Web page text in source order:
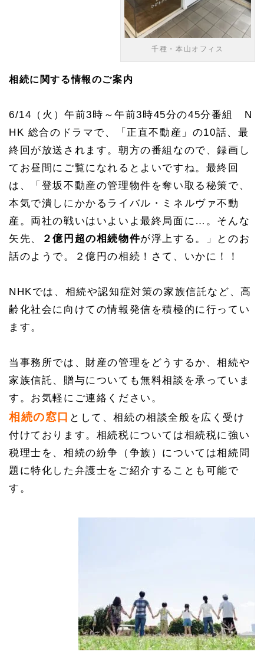
千種・本山オフィス
相続に関する情報のご案内
6/14（火）午前3時～午前3時45分の45分番組 N
HK 総合のドラマで、「正直不動産」の10話、最
終回が放送されます。朝方の番組なので、録画し
てお昼間にご覧になれるとよいですね。最終回
は、「 登坂不動産の管理物件を奪い取る秘策で、
本気で潰しにかかるライバル・ミネルヴァ不動
産。両社の戦いはいよいよ最終局面に…。そんな
矢先、
２億円超の相続物件が浮上する。」とのお
話のようで。２億円の相続！さて、いかに！！
NHKでは、相続や認知症対策の家族信託など、高
齢化社会に向けての情報発信を積極的に行ってい
ます。
当事務所では、財産の管理をどうするか、相続や
家族信託、贈与についても無料相談を承っていま
す。お気軽にご連絡ください。
相続の窓口 として、相続の相談全般を広く受け
付けております。相続税については相続税に強い
税理士を、相続の紛争（争族）については相続問
題に特化した弁護士をご紹介することも可能で
す。